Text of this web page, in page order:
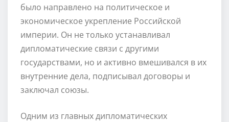
было направлено на политическое и
экономическое укрепление Российской
империи. Он не только устанавливал
дипломатические связи с другими
государствами, но и активно вмешивался в их
внутренние дела, подписывал договоры и
заключал союзы.
Одним из главных дипломатических